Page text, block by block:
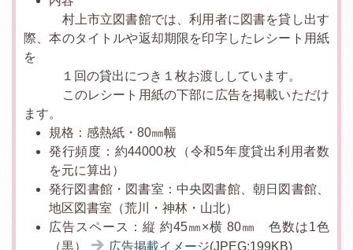
村上市立図書館では、利用者に図書を貸し出す
際、本のタイトルや返却期限を印字したレシート用紙
を
１回の貸出につき１枚お渡ししています。
このレシート用紙の下部に広告を掲載いただけ
ます。
規格：感熱紙・80㎜幅
発行頻度：約44000枚（令和5年度貸出利用者数
を元に算出）
発行図書館・図書室：中央図書館、朝日図書館、
地区図書室（荒川・神林・山北）
広告スペース：縦 約45㎜×横 80㎜ 色数は1色
（黒）
広告掲載イメージ(JPEG:199KB)